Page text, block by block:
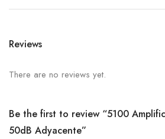
Reviews
There are no reviews yet.
Be the first to review “5100
50dB Adyacente”